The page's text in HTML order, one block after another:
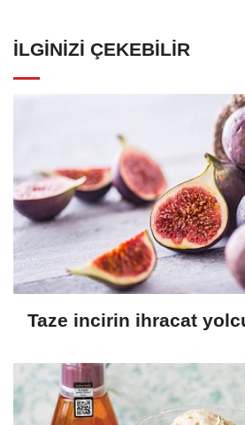
İLGINIZI ÇEKEBILIR
Taze incirin ihracat